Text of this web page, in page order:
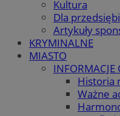
Kultura
Dla
Artykuły
KRYMINALNE
MIASTO
INFORMACJE
Historia
Ważne